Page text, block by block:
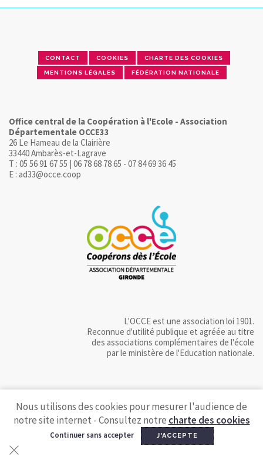
CONTACT COOKIES CHARTE DES COOKIES
MENTIONS LÉGALES FÉDÉRATION NATIONALE
Office central de la Coopération à l'Ecole - Association
Départementale OCCE33
26 Le Hameau de la Clairière
33440 Ambarès-et-Lagrave
T : 05 56 91 67 55 | 06 78 68 78 65 - 07 84 69 36 45
E : ad33@occe.coop
L'OCCE est une association loi 1901.
Reconnue d'utilité publique et agréée au titre
des associations complémentaires de l'école
par le ministère de l'Education nationale.
Nous utilisons des cookies pour mesurer l'audience de
notre site internet - Consultez notre charte des cookies
Continuer sans accepter J'ACCEPTE